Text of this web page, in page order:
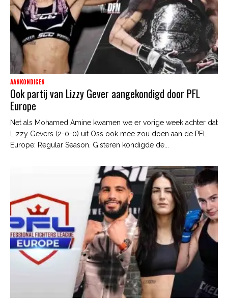
AANKONDIGEN
Ook partij van Lizzy Gever aangekondigd door PFL
Europe
Net als Mohamed Amine kwamen we er vorige week achter dat
Lizzy Gevers (2-0-0) uit Oss ook mee zou doen aan de PFL
Europe: Regular Season. Gisteren kondigde de...